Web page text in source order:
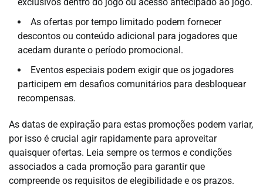
As ofertas por tempo limitado podem fornecer
descontos ou conteúdo adicional para jogadores que
acedam durante o período promocional.
Eventos especiais podem exigir que os jogadores
participem em desafios comunitários para desbloquear
recompensas.
As datas de expiração para estas promoções podem variar,
por isso é crucial agir rapidamente para aproveitar
quaisquer ofertas. Leia sempre os termos e condições
associados a cada promoção para garantir que
compreende os requisitos de elegibilidade e os prazos.